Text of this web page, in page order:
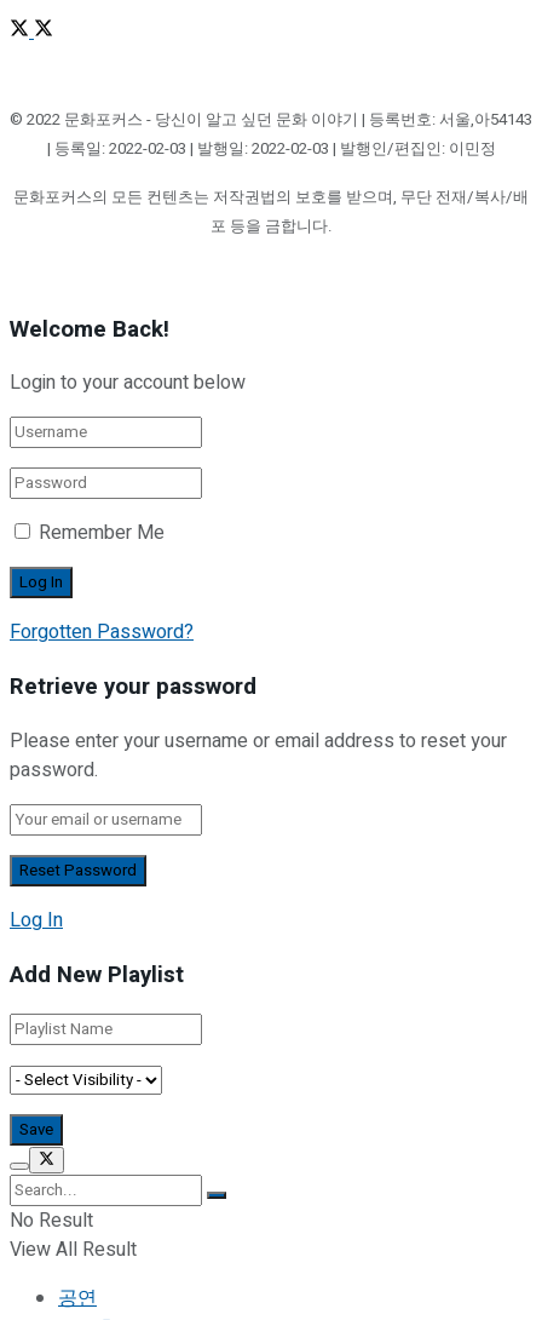
© 2022 문화포커스 - 당신이 알고 싶던 문화 이야기 | 등록번호: 서울,아54143
| 등록일: 2022-02-03 | 발행일: 2022-02-03 | 발행인/편집인: 이민정
문화포커스의 모든 컨텐츠는 저작권법의 보호를 받으며, 무단 전재/복사/배
포 등을 금합니다.
Welcome Back!
Login to your account below
Remember Me
Forgotten Password?
Retrieve your password
Please enter your username or email address to reset your
password.
Log In
Add New Playlist
No Result
View All Result
공연